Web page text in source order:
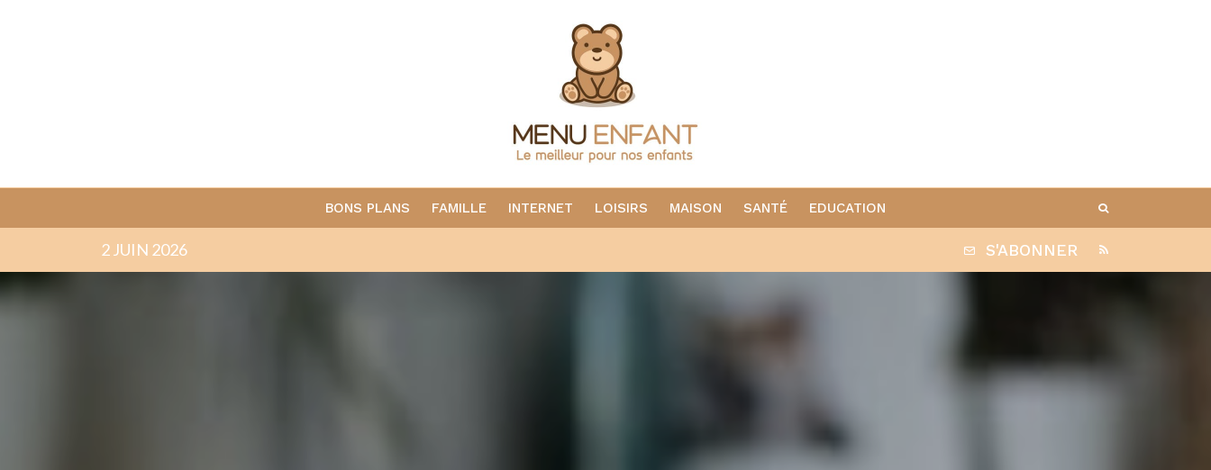
BONS PLANS FAMILLE INTERNET LOISIRS MAISON SANTÉ EDUCATION
2 JUIN 2026 S'ABONNER